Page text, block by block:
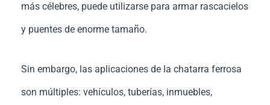
más célebres, puede utilizarse para armar rascacielos
y puentes de enorme tamaño.
Sin embargo, las aplicaciones de la chatarra ferrosa
son múltiples: vehículos, tuberías, inmuebles,